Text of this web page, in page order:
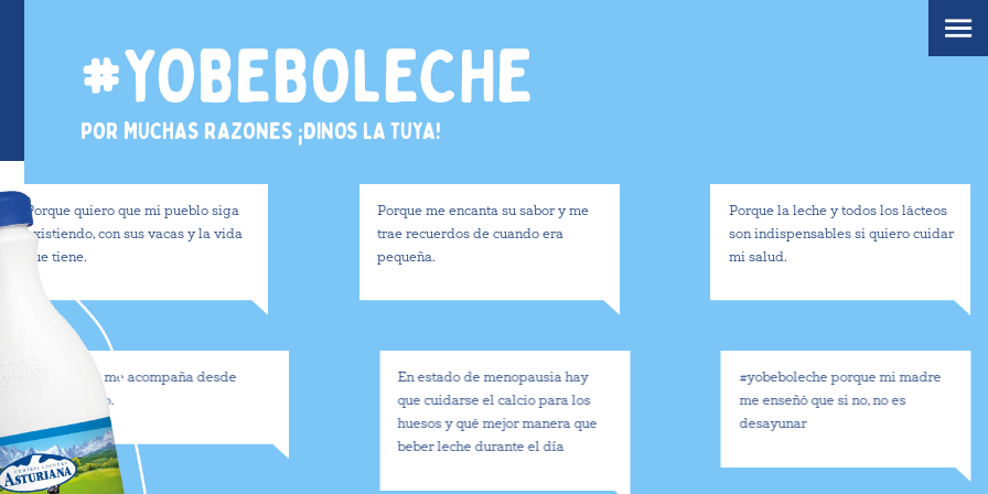
#YOBEBOLECHE
POR MUCHAS RAZONES ¡DINOS LA TUYA!
quiero que mi pueblo siga
con sus vacas y la vida
Porque me encanta su sabor y me
trae recuerdos de cuando era
pequeña.
Porque la leche y todos los lácteos
son indispensables si quiero cuidar
mi salud.
Porque me acompaña desde
En estado de menopausia hay
que cuidarse el calcio para los
huesos y qué mejor manera que
beber leche durante el día
#yobeboleche porque mi madre
me enseñó que si no, no es
desayunar